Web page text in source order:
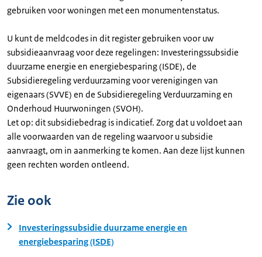
gebruiken voor woningen met een monumentenstatus.
U kunt de meldcodes in dit register gebruiken voor uw
subsidieaanvraag voor deze regelingen: Investeringssubsidie
duurzame energie en energiebesparing (ISDE), de
Subsidieregeling verduurzaming voor verenigingen van
eigenaars (SVVE) en de Subsidieregeling Verduurzaming en
Onderhoud Huurwoningen (SVOH).
Let op: dit subsidiebedrag is indicatief. Zorg dat u voldoet aan
alle voorwaarden van de regeling waarvoor u subsidie
aanvraagt, om in aanmerking te komen. Aan deze lijst kunnen
geen rechten worden ontleend.
Zie ook
Investeringssubsidie duurzame energie en
energiebesparing (ISDE)